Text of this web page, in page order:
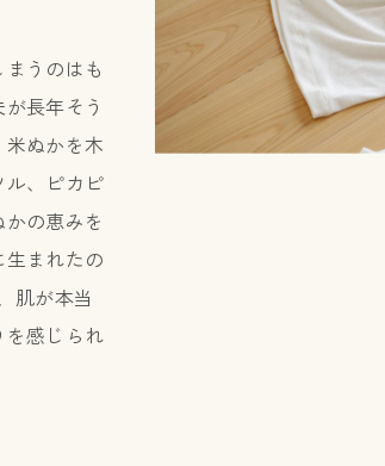
うのはも
長年そう
ぬかを木
、ピカピ
の恵みを
まれたの
肌が本当
感じられ